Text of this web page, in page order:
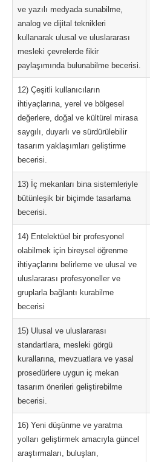
ve yazılı medyada sunabilme,
analog ve dijital teknikleri
kullanarak ulusal ve uluslararası
mesleki çevrelerde fikir
paylaşımında bulunabilme becerisi.
12) Çeşitli kullanıcıların
ihtiyaçlarına, yerel ve bölgesel
değerlere, doğal ve kültürel mirasa
saygılı, duyarlı ve sürdürülebilir
tasarım yaklaşımları geliştirme
becerisi.
13) İç mekanları bina sistemleriyle
bütünleşik bir biçimde tasarlama
becerisi.
14) Entelektüel bir profesyonel
olabilmek için bireysel öğrenme
ihtiyaçlarını belirleme ve ulusal ve
uluslararası profesyoneller ve
gruplarla bağlantı kurabilme
becerisi
15) Ulusal ve uluslararası
standartlara, mesleki görgü
kurallarına, mevzuatlara ve yasal
prosedürlere uygun iç mekan
tasarım önerileri geliştirebilme
becerisi.
16) Yeni düşünme ve yaratma
yolları geliştirmek amacıyla güncel
araştırmaları, buluşları,